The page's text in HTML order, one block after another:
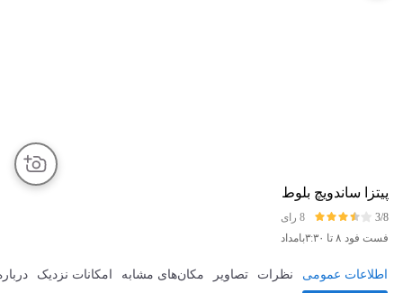
پیتزا ساندویچ بلوط
3/8
8 رای
فست فود ۸ تا ۳:۳۰بامداد
مسیریابی ذخیره ارسال تماس اطلاعات عمومی نظرات تصاویر مکان‌های مشابه امکانات نزدیک